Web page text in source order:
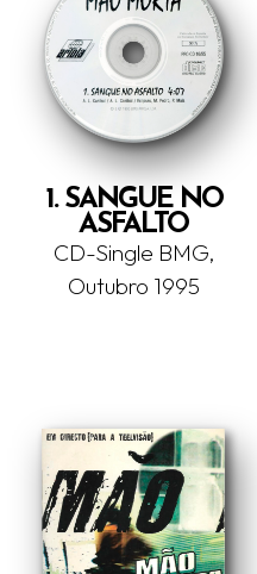
1. SANGUE NO
ASFALTO
CD-Single BMG,
Outubro 1995